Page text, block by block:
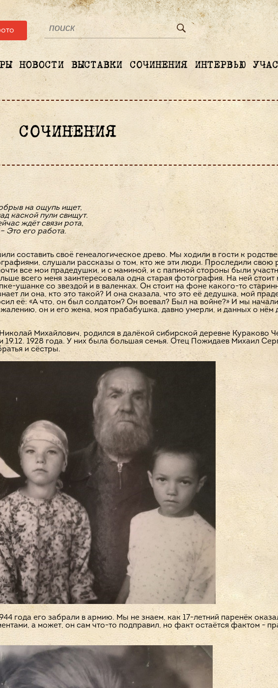
НОВОСТИ ВЫСТАВКИ СОЧИНЕНИЯ ИНТЕРВЬЮ
СОЧИНЕНИЯ
на ощупь ищет,
каской пули свищут.
ждёт связи рота,
Это его работа.
составить своё генеалогическое древо. Мы ходили в гости к
слушали рассказы о том, кто же эти люди. Проследили свою
все мои прадедушки, и с маминой, и с папиной стороны были
всего меня заинтересовала одна старая фотография. На ней стоит
ушанке со звездой и в валенках. Он стоит на фоне какого-то
ли она, кто это такой? И она сказала, что это её дедушка, мой
её: «А что, он был солдатом? Он воевал? Был на войне?» И мы начали
он и его жена, моя прабабушка, давно умерли, и данных о нём
Михайлович, родился в далёкой сибирской деревне Кураково
1928 года. У них была большая семья. Отец Пожидаев Михаил
и сёстры.
года его забрали в армию. Мы не знаем, как 17-летний паренёк
а может, он сам что-то подправил, но факт остаётся фактом -